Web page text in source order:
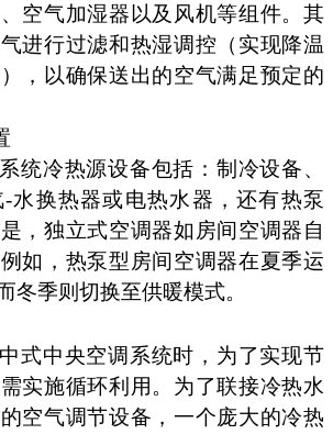
空气加湿器以及风机等组件。其
进行过滤和热湿调控（实现降温
，以确保送出的空气满足预定的
统冷热源设备包括：制冷设备、
水换热器或电热水器，还有热泵
，独立式空调器如房间空调器自
如，热泵型房间空调器在夏季运
冬季则切换至供暖模式。
式中央空调系统时，为了实现节
实施循环利用。为了联接冷热水
空气调节设备，一个庞大的冷热